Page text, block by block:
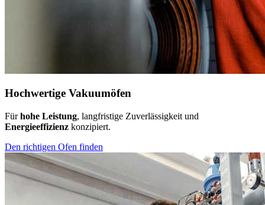
Hochwertige Vakuumöfen
Fürhohe Leistung, langfristige Zuverlässigkeit und
Energieeffizienz konzipiert.
Den richtigen Ofen finden